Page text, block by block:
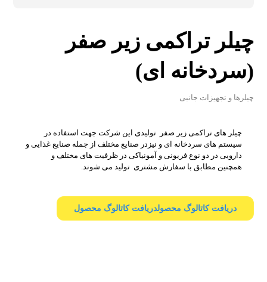
چیلر تراکمی زیر صفر
(سردخانه ای)
چیلرها و تجهیزات جانبی
چیلر های تراکمی زیر صفر تولیدی این شرکت جهت استفاده در
سیستم های سردخانه ای و نیزدر صنایع مختلف از جمله صنایع غذایی و
دارویی در دو نوع فریونی و آمونیاکی در ظرفیت های مختلف و
همچنین مطابق با سفارش مشتری تولید می شوند.
دریافت کاتالوگ محصولدریافت کاتالوگ محصول